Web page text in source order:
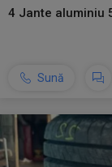
4 Jante aluminiu
Sună